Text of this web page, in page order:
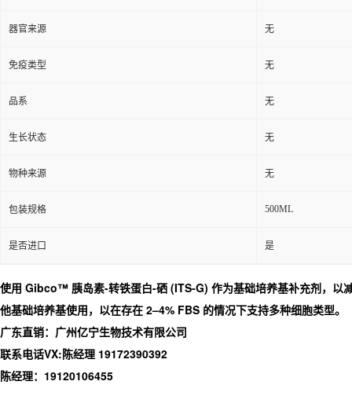
器官来源 无
免疫类型 无
品系 无
生长状态 无
物种来源 无
包装规格 500ML
是否进口 是
使用 Gibco™ 胰岛素-转铁蛋白-硒 (ITS-G) 作为基础培养基补充剂，以
他基础培养基使用，以在存在 2–4% FBS 的情况下支持多种细胞类型。
广东直销：广州亿宁生物技术有限公司
联系电话VX:陈经理 19172390392
陈经理：19120106455